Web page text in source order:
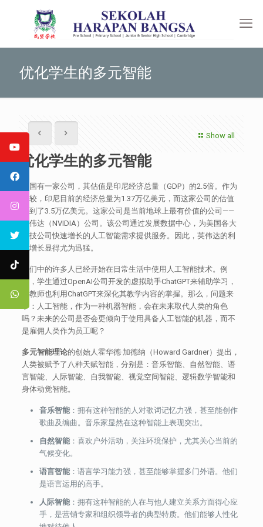
优化学生的多元智能
Show all
优化学生的多元智能
美国有一家公司，其估值是印尼经济总量（GDP）的2.5倍。作为
比较，印尼目前的经济总量为1.37万亿美元，而这家公司的估值
达到了3.5万亿美元。这家公司是当前地球上最有价值的公司——
英伟达（NVIDIA）公司。该公司通过发展数据中心，为美国各大
科技公司快速增长的人工智能需求提供服务。因此，英伟达的利
润增长显得尤为迅猛。
我们中的许多人已经开始在日常生活中使用人工智能技术。例
如，学生通过OpenAI公司开发的虚拟助手ChatGPT来辅助学习，
而教师也利用ChatGPT来深化其教学内容的掌握。那么，问题来
了：人工智能，作为一种机器智能，会在未来取代人类的角色
吗？未来的公司是否会更倾向于使用具备人工智能的机器，而不
是雇佣人类作为员工呢？
多元智能理论的创始人霍华德·加德纳（Howard Gardner）提出，
人类被赋予了八种天赋智能，分别是：音乐智能、自然智能、语
言智能、人际智能、自我智能、视觉空间智能、逻辑数学智能和
身体动觉智能。
音乐智能：拥有这种智能的人对歌词记忆力强，甚至能创作
歌曲及编曲。音乐家显然在这种智能上表现突出。
自然智能：喜欢户外活动，关注环境保护，尤其关心当前的
气候变化。
语言智能：语言学习能力强，甚至能够掌握多门外语。他们
是语言运用的高手。
人际智能：拥有这种智能的人在与他人建立关系方面得心应
手，是营销专家和组织领导者的典型特质。他们能够人性化